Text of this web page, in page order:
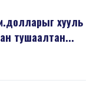
хууль
тушаалтан...